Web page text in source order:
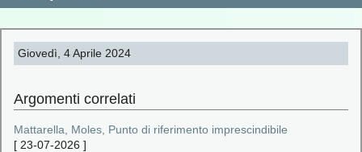
Giovedì, 4 Aprile 2024
Argomenti correlati
Mattarella, Moles, Punto di riferimento imprescindibile
[ 23-07-2026 ]